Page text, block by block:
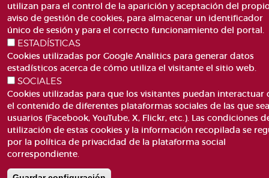
utilizan para el control de la aparición y aceptación del
aviso de gestión de cookies, para almacenar un identificador
único de sesión y para el correcto funcionamiento del portal.
ESTADÍSTICAS
Cookies utilizadas por Google Analitics para generar datos
estadísticos acerca de cómo utiliza el visitante el sitio web.
SOCIALES
Cookies utilizadas para que los visitantes puedan interactuar
el contenido de diferentes plataformas sociales de las que
usuarios (Facebook, YouTube, X, Flickr, etc.). Las condiciones
utilización de estas cookies y la información recopilada se
por la política de privacidad de la plataforma social
correspondiente.